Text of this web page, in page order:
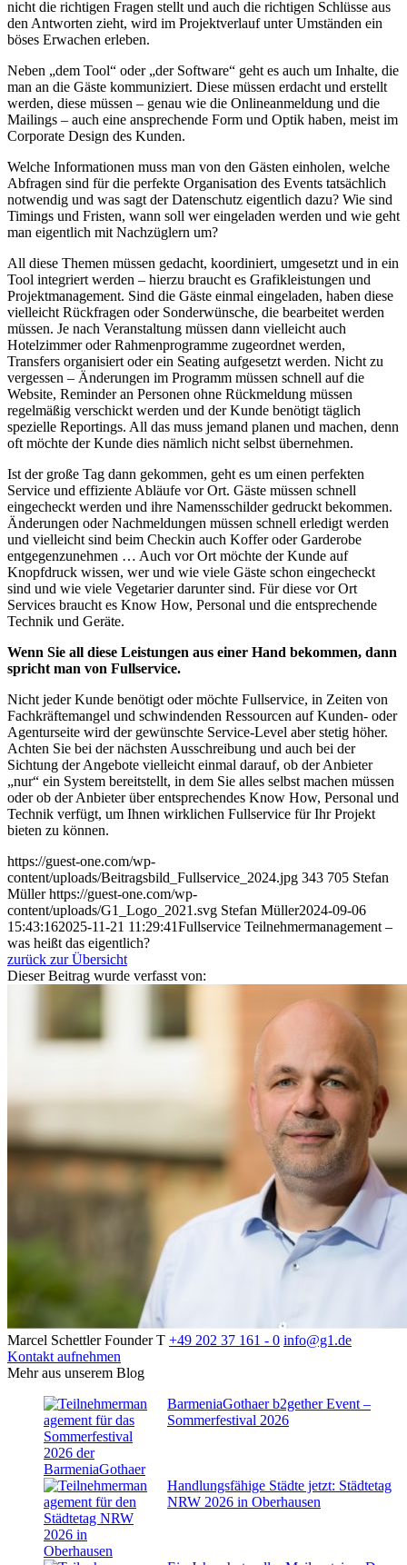
nicht die richtigen Fragen stellt und auch die richtigen Schlüsse aus
den Antworten zieht, wird im Projektverlauf unter Umständen ein
böses Erwachen erleben.
Neben „dem Tool“ oder „der Software“ geht es auch um Inhalte, die
man an die Gäste kommuniziert. Diese müssen erdacht und erstellt
werden, diese müssen – genau wie die Onlineanmeldung und die
Mailings – auch eine ansprechende Form und Optik haben, meist im
Corporate Design des Kunden.
Welche Informationen muss man von den Gästen einholen, welche
Abfragen sind für die perfekte Organisation des Events tatsächlich
notwendig und was sagt der Datenschutz eigentlich dazu? Wie sind
Timings und Fristen, wann soll wer eingeladen werden und wie geht
man eigentlich mit Nachzüglern um?
All diese Themen müssen gedacht, koordiniert, umgesetzt und in ein
Tool integriert werden – hierzu braucht es Grafikleistungen und
Projektmanagement. Sind die Gäste einmal eingeladen, haben diese
vielleicht Rückfragen oder Sonderwünsche, die bearbeitet werden
müssen. Je nach Veranstaltung müssen dann vielleicht auch
Hotelzimmer oder Rahmenprogramme zugeordnet werden,
Transfers organisiert oder ein Seating aufgesetzt werden. Nicht zu
vergessen – Änderungen im Programm müssen schnell auf die
Website, Reminder an Personen ohne Rückmeldung müssen
regelmäßig verschickt werden und der Kunde benötigt täglich
spezielle Reportings. All das muss jemand planen und machen, denn
oft möchte der Kunde dies nämlich nicht selbst übernehmen.
Ist der große Tag dann gekommen, geht es um einen perfekten
Service und effiziente Abläufe vor Ort. Gäste müssen schnell
eingecheckt werden und ihre Namensschilder gedruckt bekommen.
Änderungen oder Nachmeldungen müssen schnell erledigt werden
und vielleicht sind beim Checkin auch Koffer oder Garderobe
entgegenzunehmen … Auch vor Ort möchte der Kunde auf
Knopfdruck wissen, wer und wie viele Gäste schon eingecheckt
sind und wie viele Vegetarier darunter sind. Für diese vor Ort
Services braucht es Know How, Personal und die entsprechende
Technik und Geräte.
Wenn Sie all diese Leistungen aus einer Hand bekommen, dann
spricht man von Fullservice.
Nicht jeder Kunde benötigt oder möchte Fullservice, in Zeiten von
Fachkräftemangel und schwindenden Ressourcen auf Kunden- oder
Agenturseite wird der gewünschte Service-Level aber stetig höher.
Achten Sie bei der nächsten Ausschreibung und auch bei der
Sichtung der Angebote vielleicht einmal darauf, ob der Anbieter
„nur“ ein System bereitstellt, in dem Sie alles selbst machen müssen
oder ob der Anbieter über entsprechendes Know How, Personal und
Technik verfügt, um Ihnen wirklichen Fullservice für Ihr Projekt
bieten zu können.
https://guest-one.com/wp-
content/uploads/Beitragsbild_Fullservice_2024.jpg 343 705 Stefan
Müller https://guest-one.com/wp-
content/uploads/G1_Logo_2021.svg Stefan Müller2024-09-06
15:43:162025-11-21 11:29:41Fullservice Teilnehmermanagement –
was heißt das eigentlich?
zurück zur Übersicht
Dieser Beitrag wurde verfasst von:
Marcel Schettler Founder T +49 202 37 161 - 0 info@g1.de
Kontakt aufnehmen
Mehr aus unserem Blog
BarmeniaGothaer b2gether Event –
Sommerfestival 2026
Handlungsfähige Städte jetzt: Städtetag
NRW 2026 in Oberhausen